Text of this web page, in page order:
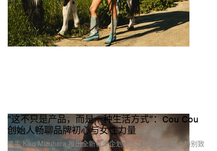
“这不只是产品，而是一种生活方式”：Cou Cou
创始人畅聊品牌初心与女性力量
携手 Kiko Mizuhara 推出全新春季企划，为 Earth Day 献上特别致